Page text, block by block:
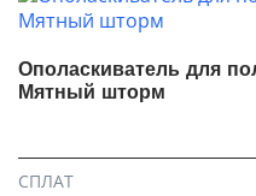
Ополаскиватель для
Мятный шторм
СПЛАТ